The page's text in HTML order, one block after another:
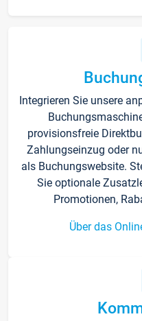
Integrieren Sie unsere
provisionsfreie
Zahlungseinzug oder
als Buchungswebsite.
Sie optionale
Promotionen,
Über das